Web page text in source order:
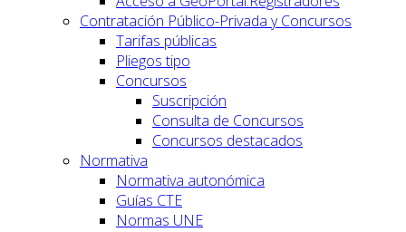
Contratación Público-Privada y Concursos
Tarifas públicas
Pliegos tipo
Concursos
Suscripción
Consulta de Concursos
Concursos destacados
Normativa
Normativa autonómica
Guías CTE
Normas UNE